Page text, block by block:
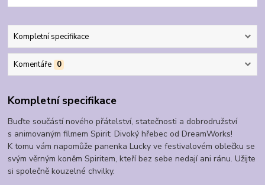
Kompletní specifikace
Komentáře 0
Kompletní specifikace
Buďte součástí nového přátelství, statečnosti a dobrodružství
s animovaným filmem Spirit: Divoký hřebec od DreamWorks!
K tomu vám napomůže panenka Lucky ve festivalovém oblečku se
svým věrným koněm Spiritem, kteří bez sebe nedají ani ránu. Užijte
si společně kouzelné chvilky.